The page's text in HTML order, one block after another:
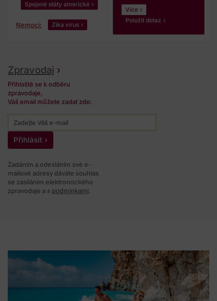
Spojené státy americké
Nemoci: Zika virus
Více
Položit dotaz
Zpravodaj
Přihlaště se k odběru
zpravodaje,
Váš email můžete zadat zde:
Přihlásit
Zadáním a odesláním své e-
mailové adresy dáváte souhlas
se zasíláním elektronockého
zpravodaje a s podmínkami.